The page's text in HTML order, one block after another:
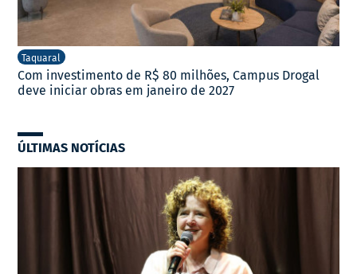
Taquaral
Com investimento de R$ 80 milhões, Campus Drogal
deve iniciar obras em janeiro de 2027
ÚLTIMAS NOTÍCIAS